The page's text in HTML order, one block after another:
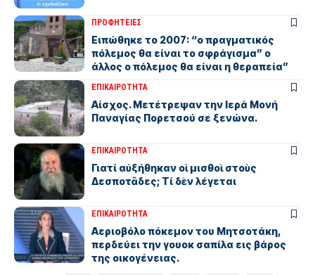
ΠΡΟΦΗΤΕΙΕΣ
Eιπώθηκε το 2007: “ο πραγματικός
πόλεμος θα είναι το σφράγισμα” ο
άλλος ο πόλεμος θα είναι η θεραπεία”
ΕΠΙΚΑΙΡΟΤΗΤΑ
Αίσχος. Μετέτρεψαν την Ιερά Μονή
Παναγίας Πορετσού σε ξενώνα.
ΕΠΙΚΑΙΡΟΤΗΤΑ
Γιατί αὐξήθηκαν οἱ μισθοὶ στοὺς
Δεσποτᾶδες; Τί δὲν λέγεται
ΕΠΙΚΑΙΡΟΤΗΤΑ
Αεριοβόλο πόκεμον του Μητσοτάκη,
περδεύει την γουοκ σαπίλα εις βάρος
της οικογένειας.